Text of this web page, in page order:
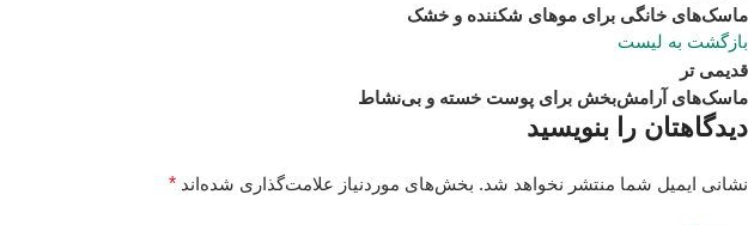
ماسک‌های خانگی برای موهای شکننده و خشک
بازگشت به لیست
قدیمی تر
ماسک‌های آرامش‌بخش برای پوست خسته و بی‌نشاط
دیدگاهتان را بنویسید
نشانی ایمیل شما منتشر نخواهد شد. بخش‌های موردنیاز علامت‌گذاری شده‌اند *